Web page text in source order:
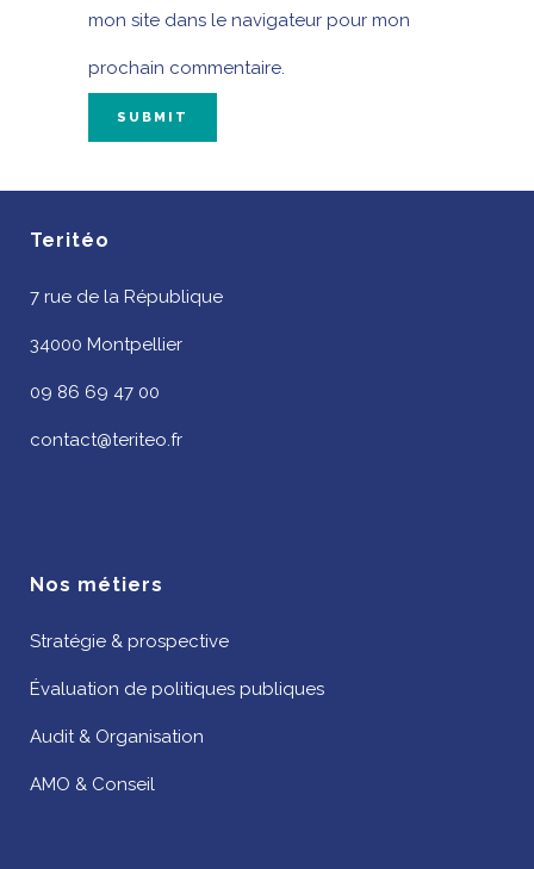
mon site dans le navigateur pour mon
prochain commentaire.
Teritéo
7 rue de la République
34000 Montpellier
09 86 69 47 00
contact@teriteo.fr
Nos métiers
Stratégie & prospective
Évaluation de politiques publiques
Audit & Organisation
AMO & Conseil